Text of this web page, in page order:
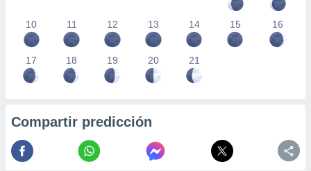
10 11 12 13 14 15 16
17 18 19 20 21
Compartir predicción